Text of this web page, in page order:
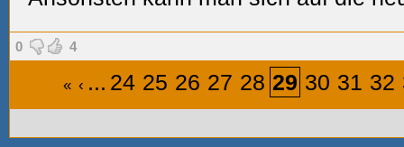
0 4
« ‹ ... 24 25 26 27 28 29 30 31 32